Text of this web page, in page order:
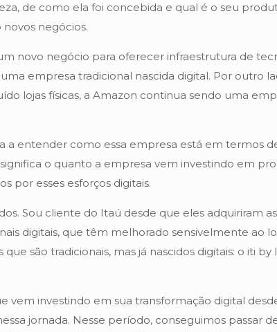
de como ela foi concebida e qual é o seu
negócios.
novo negócio para oferecer infraestrutura de
empresa tradicional nascida digital. Por outro
lojas físicas, a Amazon continua sendo uma
entender como essa empresa está em termos
o quanto a empresa vem investindo em
por esses esforços digitais.
Sou cliente do Itaú desde que eles adquiriram
digitais, que têm melhorado sensivelmente ao
são tradicionais, mas já nascidos digitais: o iti
investindo em sua transformação digital
jornada. Nesse período, conseguimos passar